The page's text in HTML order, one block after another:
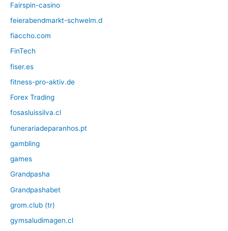
Fairspin-casino
feierabendmarkt-schwelm.d
fiaccho.com
FinTech
fiser.es
fitness-pro-aktiv.de
Forex Trading
fosasluissilva.cl
funerariadeparanhos.pt
gambling
games
Grandpasha
Grandpashabet
grom.club (tr)
gymsaludimagen.cl